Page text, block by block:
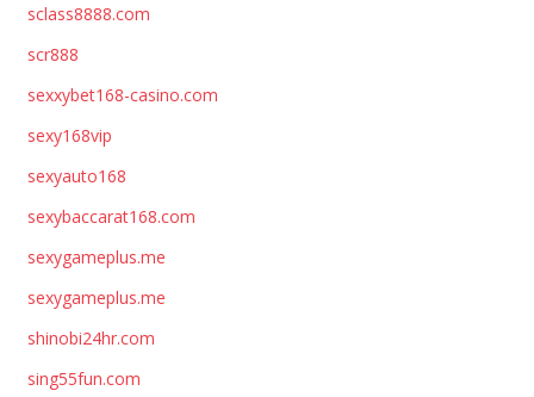
sclass8888.com
scr888
sexxybet168-casino.com
sexy168vip
sexyauto168
sexybaccarat168.com
sexygameplus.me
sexygameplus.me
shinobi24hr.com
sing55fun.com